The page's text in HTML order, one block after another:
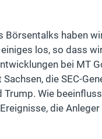
Börsentalks haben
los, so dass
bei MT
die SEC-
Wie
die